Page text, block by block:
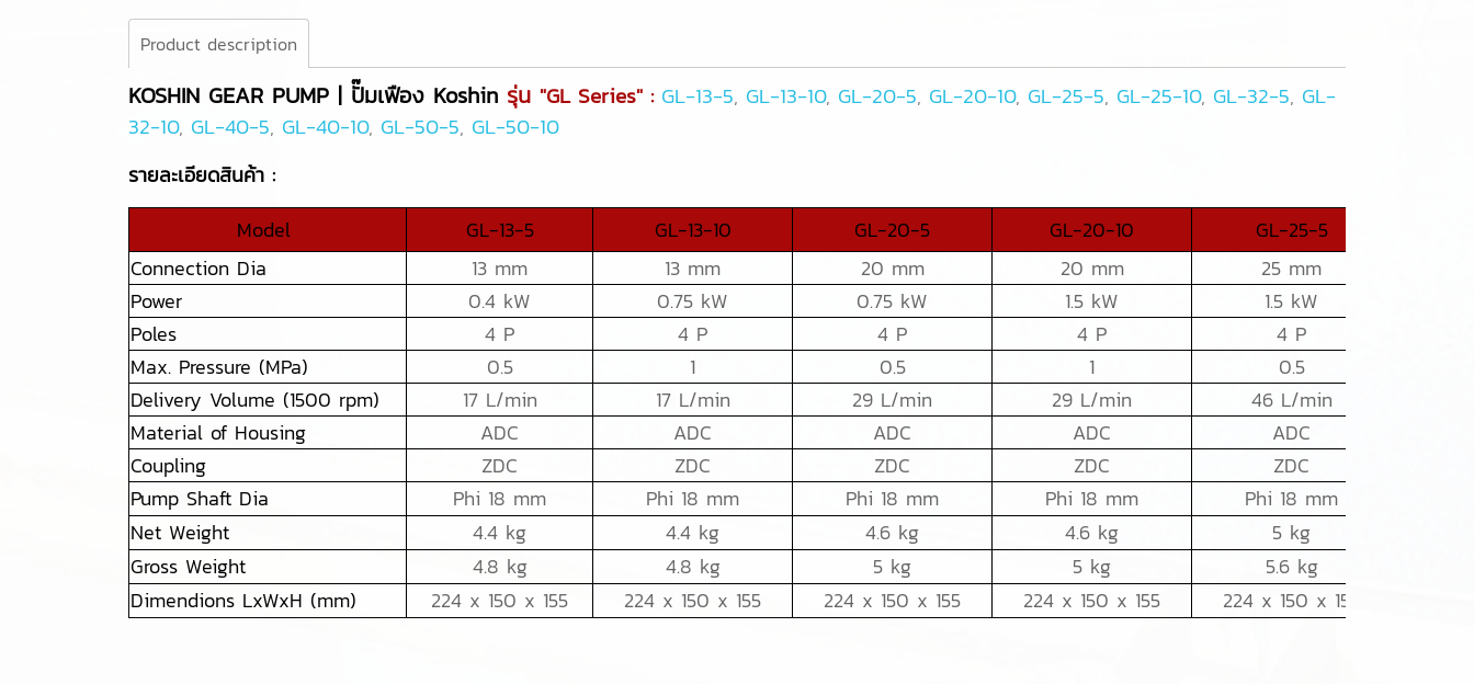
Product description
KOSHIN GEAR PUMP | ปั๊มเฟือง Koshin รุ่น "GL Series" : GL-13-5, GL-13-10, GL-20-5, GL-20-10, GL-25-5, GL-25-10, GL-32-5, GL-
32-10, GL-40-5, GL-40-10, GL-50-5, GL-50-10
รายละเอียดสินค้า :
Model
GL-13-5 GL-13-10 GL-20-5 GL-20-10 GL-25-5
Connection Dia
13 mm 13 mm 20 mm 20 mm 25 mm
Power
0.4 kW 0.75 kW 0.75 kW 1.5 kW 1.5 kW
Poles
4 P 4 P 4 P 4 P
4 P
Max. Pressure (MPa)
0.5 1 0.5 1
0.5
Delivery Volume (1500 rpm)
17 L/min 17 L/min 29 L/min 29 L/min 46 L/min
Material of Housing
ADC ADC ADC ADC ADC
Coupling
ZDC ZDC ZDC ZDC
ZDC
Pump Shaft Dia
Phi 18 mm Phi 18 mm Phi 18 mm Phi 18 mm Phi 18 mm
Net Weight
4.4 kg 4.4 kg 4.6 kg 4.6 kg 5 kg
Gross Weight
4.8 kg 4.8 kg 5 kg 5 kg 5.6 kg
Dimendions LxWxH (mm)
224 x 150 x 155 224 x 150 x 155 224 x 150 x 155 224 x 150 x 155 224 x 150 x 155